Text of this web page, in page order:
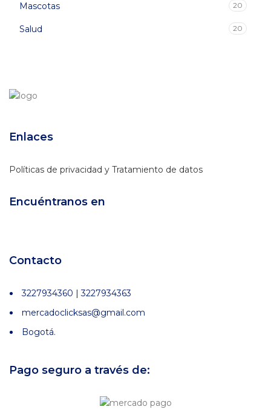
Mascotas 20
Salud 20
Enlaces
Políticas de privacidad y Tratamiento de datos
Encuéntranos en
Contacto
3227934360 | 3227934363
mercadoclicksas@gmail.com
Bogotá.
Pago seguro a través de: